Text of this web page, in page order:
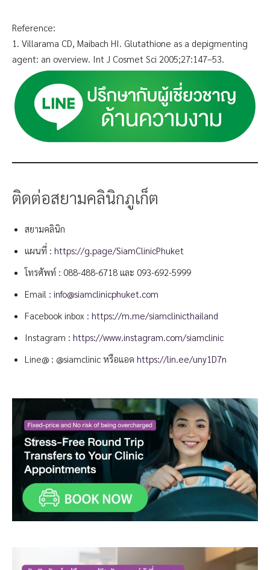
Reference:
1. Villarama CD, Maibach HI. Glutathione as a depigmenting
agent: an overview. Int J Cosmet Sci 2005;27:147–53.
ติดต่อสยามคลินิกภูเก็ต
สยามคลินิก
แผนที่ : https://g.page/SiamClinicPhuket
โทรศัพท์ : 088-488-6718 และ 093-692-5999
Email : info@siamclinicphuket.com
Facebook inbox : https://m.me/siamclinicthailand
Instagram : https://www.instagram.com/siamclinic
Line@ : @siamclinic หรือแอด https://lin.ee/uny1D7n